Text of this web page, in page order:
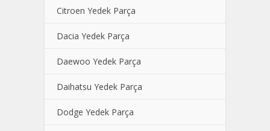
Citroen Yedek Parça
Dacia Yedek Parça
Daewoo Yedek Parça
Daihatsu Yedek Parça
Dodge Yedek Parça